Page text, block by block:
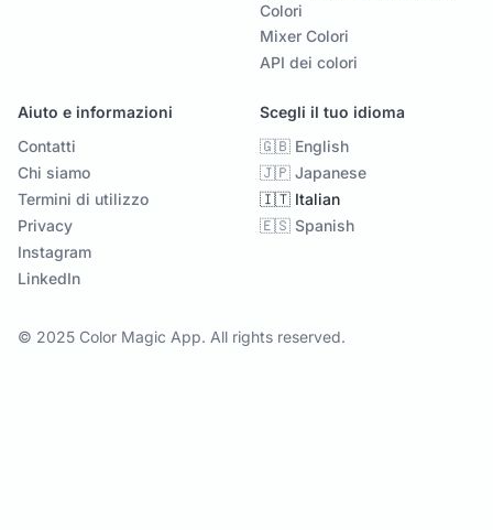
Colori
Mixer Colori
API dei colori
Aiuto e informazioni
Contatti
Chi siamo
Termini di utilizzo
Privacy
Instagram
LinkedIn
Scegli il tuo idioma
🇬🇧 English
🇯🇵 Japanese
🇮🇹 Italian
🇪🇸 Spanish
© 2025 Color Magic App. All rights reserved.